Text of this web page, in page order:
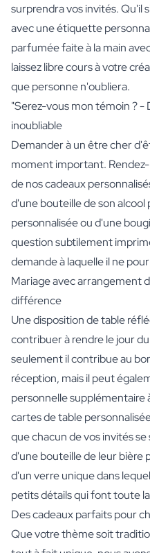
surprendra vos invités. Qu'il
avec une étiquette
parfumée faite à la main
laissez libre cours à votre
que personne n'oubliera.
"Serez-vous mon témoin ? -
inoubliable
Demander à un être cher
moment important.
de nos cadeaux
d'une bouteille de son
personnalisée ou d'une
question subtilement
demande à laquelle il ne
Mariage avec arrangement
différence
Une disposition de table
contribuer à rendre le jour
seulement il contribue au
réception, mais il peut
personnelle supplémentaire
cartes de table
que chacun de vos invités
d'une bouteille de leur bière
d'un verre unique dans
petits détails qui font toute
Des cadeaux parfaits pour
Que votre thème soit